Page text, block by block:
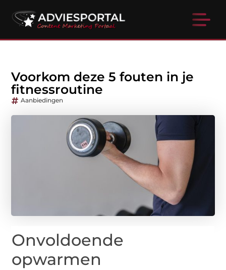
Voorkom deze 5 fouten in je
fitnessroutine
Aanbiedingen
Onvoldoende
opwarmen